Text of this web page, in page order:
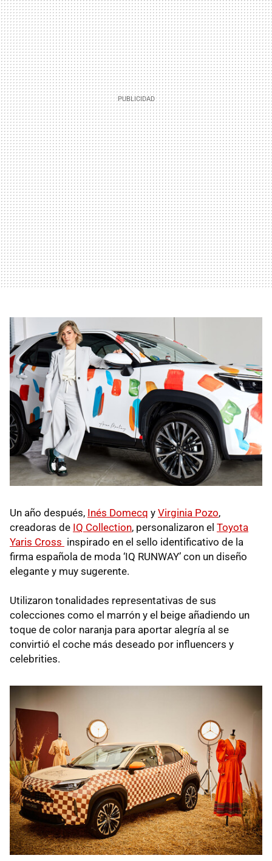
Un año después, Inés Domecq y Virginia Pozo,
creadoras de IQ Collection, personalizaron el Toyota
Yaris Cross inspirado en el sello identificativo de la
firma española de moda ‘IQ RUNWAY’ con un diseño
elegante y muy sugerente.
Utilizaron tonalidades representativas de sus
colecciones como el marrón y el beige añadiendo un
toque de color naranja para aportar alegría al se
convirtió el coche más deseado por influencers y
celebrities.